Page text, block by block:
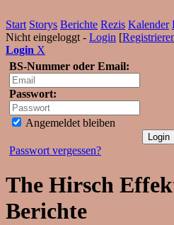
Start Storys Berichte Rezis Kalender
Nicht eingeloggt - Login [
Login X
BS-Nummer oder Email:
Passwort:
Angemeldet bleiben
Passwort vergessen?
The Hirsch
Berichte